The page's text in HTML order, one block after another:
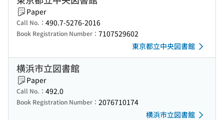
Paper
Call No.： 490.7-5276-2016
Book Registration Number： 7107529602
東京都立中央図書館
横浜市立図書館
Paper
Call No.： 492.0
Book Registration Number： 2076710174
横浜市立図書館